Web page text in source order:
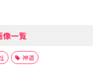
像一覧
神道